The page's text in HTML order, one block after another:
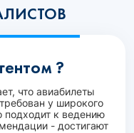
?
что авиабилеты
у широкого
подходит к ведению
- достигают